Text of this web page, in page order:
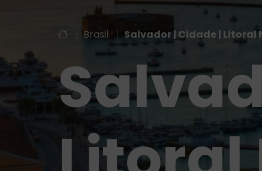
Brasil | Salvador | Cidade | Litoral